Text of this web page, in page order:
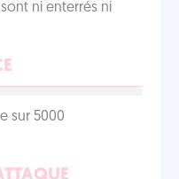
ni enterrés ni
sur 5000